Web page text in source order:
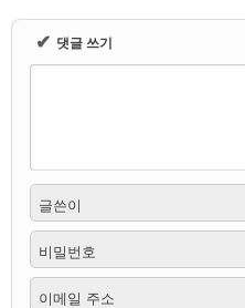
✔ 댓글 쓰기
글쓴이
비밀번호
이메일 주소